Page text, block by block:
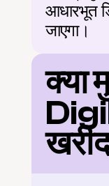
आधारभूत
जाएगा।
क्या